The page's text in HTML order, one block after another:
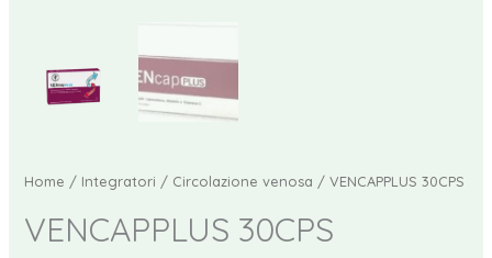
Home / Integratori / Circolazione venosa / VENCAPPLUS 30CPS
VENCAPPLUS 30CPS